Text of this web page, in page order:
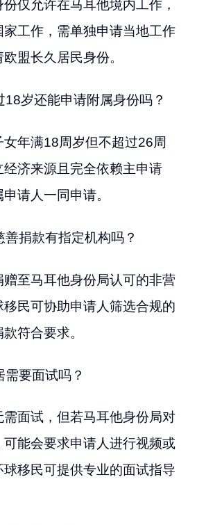
仅允许在马耳他境内工作，
工作，需单独申请当地工作
盟长久居民身份。
岁还能申请附属身份吗？
年满18周岁但不超过26周
济来源且完全依赖主申请
请人一同申请。
捐款有指定机构吗？
至马耳他身份局认可的非营
民可协助申请人筛选合规的
符合要求。
要面试吗？
面试，但若马耳他身份局对
能会要求申请人进行视频或
移民可提供专业的面试指导